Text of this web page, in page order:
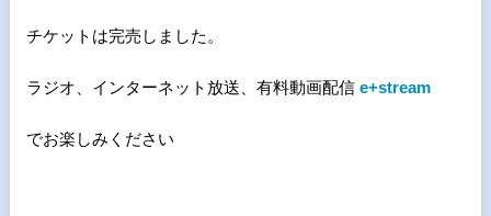
チケットは完売しました。
ラジオ、インターネット放送、有料動画配信 e+stream
でお楽しみください